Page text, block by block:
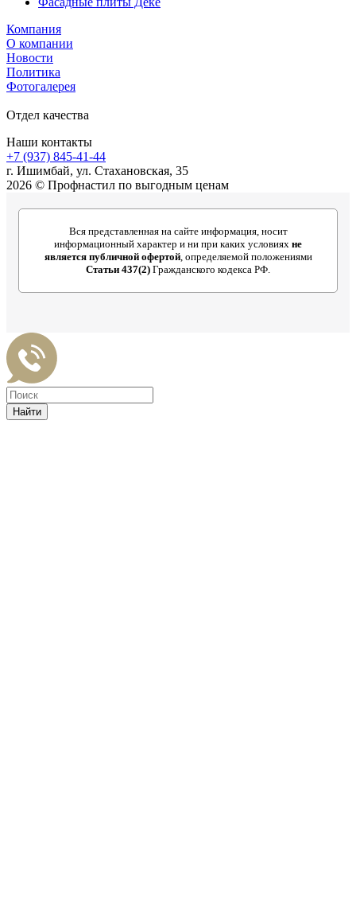
Компания
О компании
Новости
Политика
Фотогалерея
Отдел качества
Наши контакты
+7 (937) 845-41-44
г. Ишимбай, ул. Стахановская, 35
2026 © Профнастил по выгодным ценам
Вся представленная на сайте информация, носит
информационный характер и ни при каких условиях не
является публичной офертой, определяемой положениями
Статьи 437(2) Гражданского кодекса РФ.
Найти